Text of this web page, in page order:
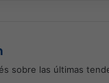
sobre las últimas